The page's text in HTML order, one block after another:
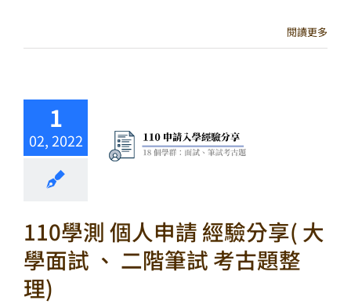
閱讀更多
1
02, 2022
110學測 個人申請 經驗分享( 大
學面試 、 二階筆試 考古題整
理)